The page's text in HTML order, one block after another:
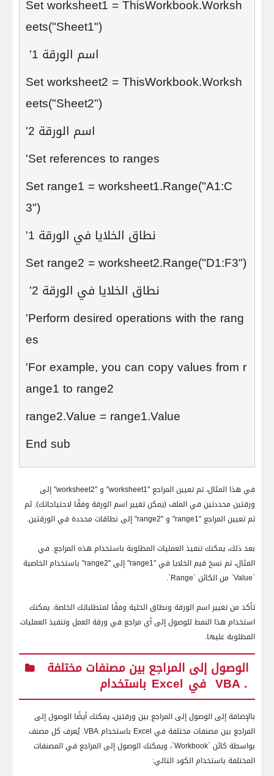
Set worksheet1 = ThisWorkbook.Worksh
eets("Sheet1")
' اسم الورقة 1
Set worksheet2 = ThisWorkbook.Worksh
eets("Sheet2")
' اسم الورقة 2
'Set references to ranges
Set range1 = worksheet1.Range("A1:C
3")
' نطاق الخلايا في الورقة 1
Set range2 = worksheet2.Range("D1:F3")
' نطاق الخلايا في الورقة 2
'Perform desired operations with the rang
es
'For example, you can copy values from r
ange1 to range2
range2.Value = range1.Value
End sub
في هذا المثال، تم تعيين المراجع "worksheet1" و "worksheet2" إلى
ورقتين محددتين في الملف (يمكن تغيير اسم الورقة وفقًا لاحتياجاتك). ثم
تم تعيين المراجع "range1" و "range2" إلى نطاقات محددة في الورقتين.
بعد ذلك، يمكنك تنفيذ العمليات المطلوبة باستخدام هذه المراجع. في
المثال، تم نسخ قيم الخلايا في "range1" إلى "range2" باستخدام الخاصية
`
Value` من الكائن `Range
`.
تأكد من تغيير اسم الورقة ونطاق الخلية وفقًا لمتطلباتك الخاصة. يمكنك
استخدام هذا النمط للوصول إلى أي مراجع في ورقة العمل وتنفيذ العمليات
المطلوبة عليها.
الوصول إلى المراجع بين مصنفات مختلفة
في Excel VBA .
بالإضافة إلى الوصول إلى المراجع بين ورقتين، يمكنك أيضًا الوصول إلى
المراجع بين مصنفات مختلفة في Excel باستخدامVBA. يُعرف كل مصنف
بواسطة كائن `Workbook`، ويمكنك الوصول إلى المراجع في المصنفات
المختلفة باستخدام الكود التالي: